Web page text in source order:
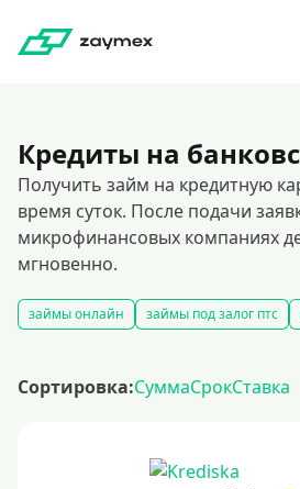
Кредиты на
Получить займ на кредитную
время суток. После подачи
микрофинансовых компаниях
мгновенно.
займы онлайн займы под залог птс
Сортировка:СуммаСрокСтавка